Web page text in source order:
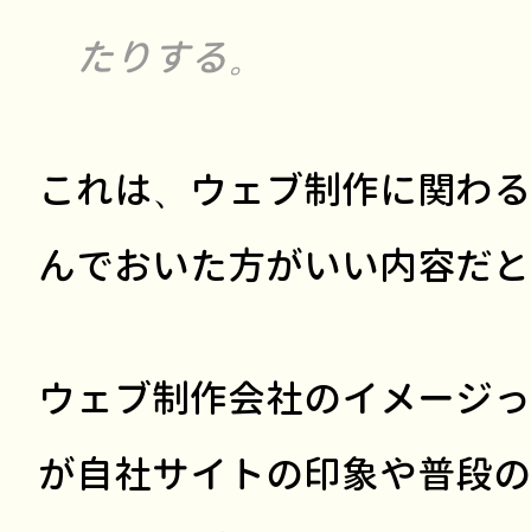
たりする。
これは、ウェブ制作に関わ
んでおいた方がいい内容だ
ウェブ制作会社のイメージ
が自社サイトの印象や普段